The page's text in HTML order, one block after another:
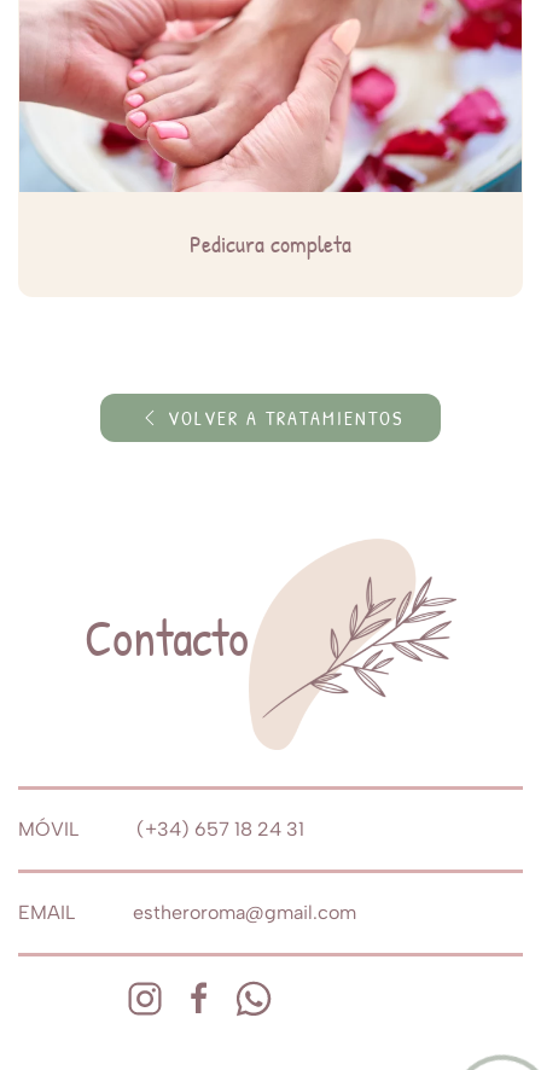
Pedicura completa
VOLVER A TRATAMIENTOS
Contacto
MÓVIL (+34) 657 18 24 31
EMAIL estheroroma@gmail.com